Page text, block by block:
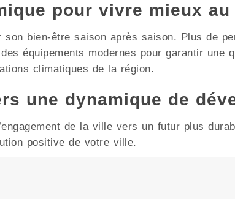
pour vivre mieux
son bien-être saison après saison. Plus de
équipements modernes pour garantir une
climatiques de la région.
une dynamique de
de la ville vers un futur plus
positive de votre ville.